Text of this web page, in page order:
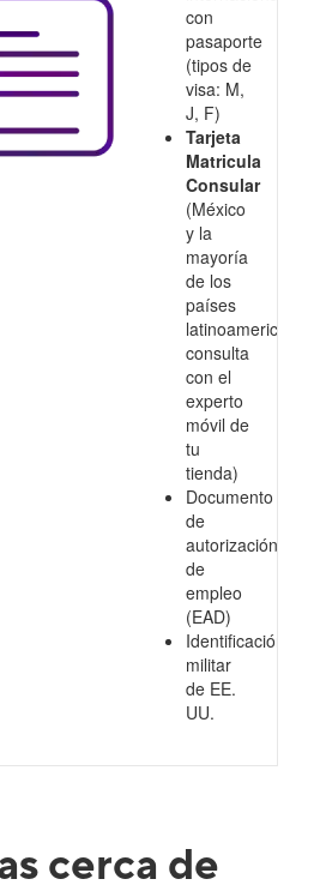
con
pasaporte
(tipos de
visa: M,
J, F)
Tarjeta
Matricula
Consular
(México
y la
mayoría
de los
países
latinoamericanos,
consulta
con el
experto
móvil de
tu
tienda)
Documento
de
autorización
de
empleo
(EAD)
Identificación
militar
de EE.
UU.
cerca de